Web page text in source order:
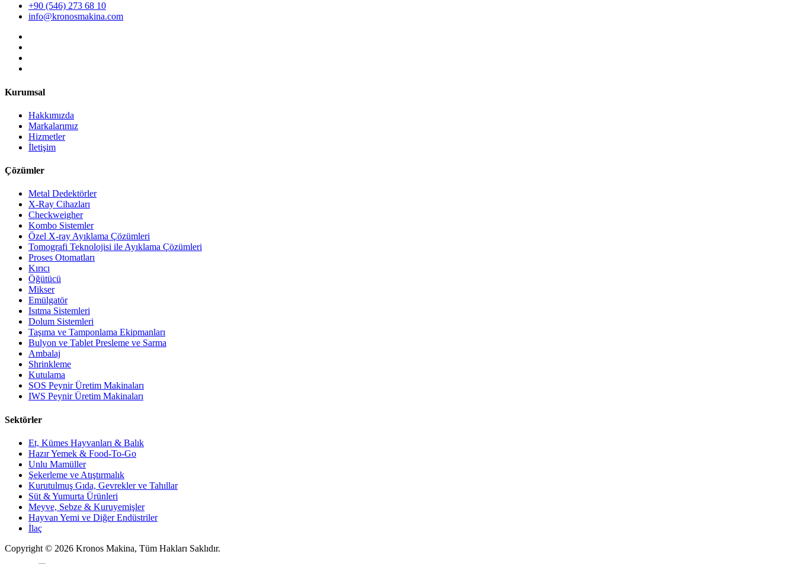
+90 (546) 273 68 10
info@kronosmakina.com
Kurumsal
Hakkımızda
Markalarımız
Hizmetler
İletişim
Çözümler
Metal Dedektörler
X-Ray Cihazları
Checkweigher
Kombo Sistemler
Özel X-ray Ayıklama Çözümleri
Tomografi Teknolojisi ile Ayıklama Çözümleri
Proses Otomatları
Kırıcı
Öğütücü
Mikser
Emülgatör
Isıtma Sistemleri
Dolum Sistemleri
Taşıma ve Tamponlama Ekipmanları
Bulyon ve Tablet Presleme ve Sarma
Ambalaj
Shrinkleme
Kutulama
SOS Peynir Üretim Makinaları
IWS Peynir Üretim Makinaları
Sektörler
Et, Kümes Hayvanları & Balık
Hazır Yemek & Food-To-Go
Unlu Mamüller
Şekerleme ve Atıştırmalık
Kurutulmuş Gıda, Gevrekler ve Tahıllar
Süt & Yumurta Ürünleri
Meyve, Sebze & Kuruyemişler
Hayvan Yemi ve Diğer Endüstriler
İlaç
Copyright © 2026 Kronos Makina, Tüm Hakları Saklıdır.